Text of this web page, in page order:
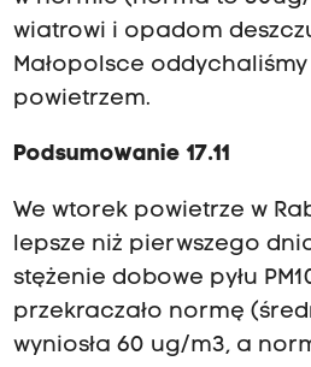
wiatrowi i opadom
Małopolsce
powietrzem.
Podsumowanie 17.11
We wtorek powietrze w
lepsze niż pierwszego
stężenie dobowe pyłu
przekraczało normę
wyniosła 60 ug/m3, a